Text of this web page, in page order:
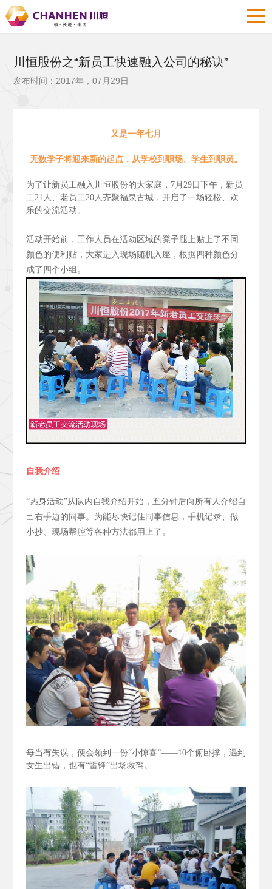
川恒股份之“新员工快速融入公司的秘诀”
发布时间：2017年，07月29日
又是一年七月
无数学子将迎来新的起点，从学校到职场、学生到职员。
为了让新员工融入川恒股份的大家庭，7月29日下午，新员
工21人、老员工20人齐聚福泉古城，开启了一场轻松、欢
乐的交流活动。
活动开始前，工作人员在活动区域的凳子腿上贴上了不同
颜色的便利贴，大家进入现场随机入座，根据四种颜色分
成了四个小组。
自我介绍
“热身活动”从队内自我介绍开始，五分钟后向所有人介绍自
己右手边的同事。为能尽快记住同事信息，手机记录、做
小抄、现场帮腔等各种方法都用上了。
每当有失误，便会领到一份“小惊喜”——10个俯卧撑，遇到
女生出错，也有“雷锋”出场救驾。